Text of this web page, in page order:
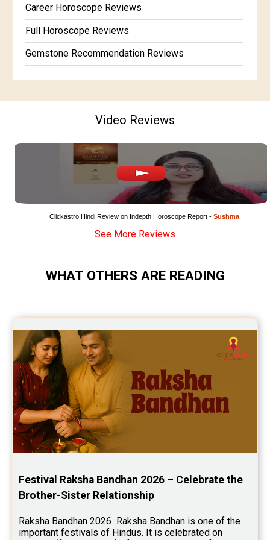
Free Horoscope Gujarati
Career Horoscope Reviews
Full Horoscope Reviews
Gemstone Recommendation Reviews
In-Depth Horoscope Reviews
Marriage Horoscope Reviews
Super Horoscope Reviews
Education Horoscope Reviews
Wealth Horoscope Reviews
Yearly Predictions Reviews
Monthly Predictions Reviews
Saturn Transit Predictions Reviews
Rahu Ketu Transit Predictions Reviews
Jupiter Transit Predictions Reviews
Free Horoscope Reviews
Free Horoscope Compatibility Reviews
Free Personal Horoscope Reviews
Free Career Horoscope Reviews
Free Wealth Horoscope Reviews
Free Star Horoscope Reviews
Video Reviews
Clickastro Hindi Review on Indepth Horoscope Report - Sushma
See More Reviews
WHAT OTHERS ARE READING
Festival Raksha Bandhan 2026 – Celebrate the
Brother-Sister Relationship
Raksha Bandhan 2026  Raksha Bandhan is one of the
important festivals of Hindus. It is celebrated on